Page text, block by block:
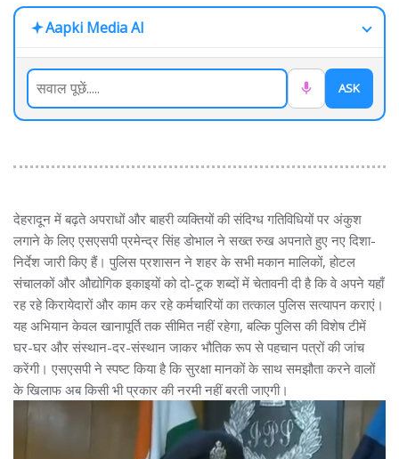
Aapki Media AI
ASK
देहरादून में बढ़ते अपराधों और बाहरी व्यक्तियों की संदिग्ध गतिविधियों पर अंकुश
लगाने के लिए एसएसपी प्रमेन्द्र सिंह डोभाल ने सख्त रुख अपनाते हुए नए दिशा-
निर्देश जारी किए हैं। पुलिस प्रशासन ने शहर के सभी मकान मालिकों, होटल
संचालकों और औद्योगिक इकाइयों को दो-टूक शब्दों में चेतावनी दी है कि वे अपने यहाँ
रह रहे किरायेदारों और काम कर रहे कर्मचारियों का तत्काल पुलिस सत्यापन कराएं।
यह अभियान केवल खानापूर्ति तक सीमित नहीं रहेगा, बल्कि पुलिस की विशेष टीमें
घर-घर और संस्थान-दर-संस्थान जाकर भौतिक रूप से पहचान पत्रों की जांच
करेंगी। एसएसपी ने स्पष्ट किया है कि सुरक्षा मानकों के साथ समझौता करने वालों
के खिलाफ अब किसी भी प्रकार की नरमी नहीं बरती जाएगी।